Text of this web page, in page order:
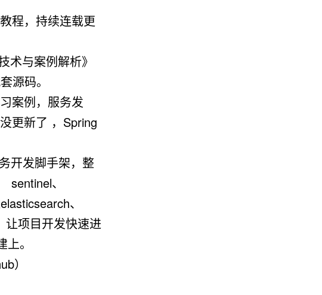
程，持续连载更
术与案例解析》
源码。
案例，服务发
更新了 ，Spring
开发脚手架，整
sentinel、
、
让项目开发快速进
。
）